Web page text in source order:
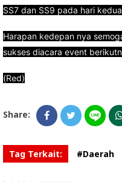
SS7 dan SS9 pada hari
Harapan kedepan nya
sukses diacara event
(Red)
Share:
Tag Terkait: #Daerah